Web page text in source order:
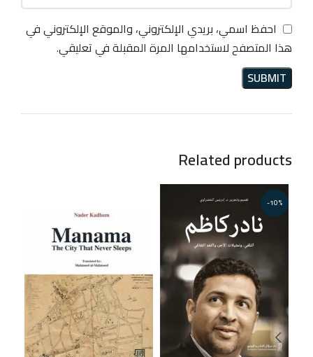
احفظ اسمي، بريدي الإلكتروني، والموقع الإلكتروني في
هذا المتصفح لاستخدامها المرة المقبلة في تعليقي.
Related products
-10%